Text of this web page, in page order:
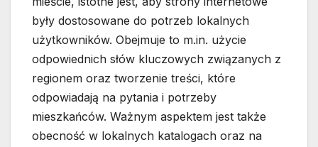
były dostosowane do potrzeb lokalnych
użytkowników. Obejmuje to m.in. użycie
odpowiednich słów kluczowych związanych z
regionem oraz tworzenie treści, które
odpowiadają na pytania i potrzeby
mieszkańców. Ważnym aspektem jest także
obecność w lokalnych katalogach oraz na